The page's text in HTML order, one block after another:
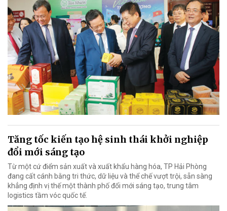
Tăng tốc kiến tạo hệ sinh thái khởi nghiệp
đổi mới sáng tạo
Từ một cứ điểm sản xuất và xuất khẩu hàng hóa, TP Hải Phòng
đang cất cánh bằng tri thức, dữ liệu và thể chế vượt trội, sẵn sàng
khẳng định vị thế một thành phố đổi mới sáng tạo, trung tâm
logistics tầm vóc quốc tế.